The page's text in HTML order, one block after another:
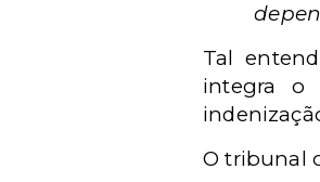
Tal
integra o
O tribunal